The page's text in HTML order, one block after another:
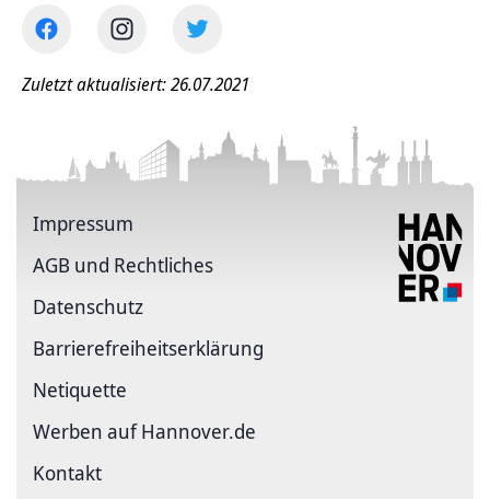
Zuletzt aktualisiert: 26.07.2021
Impressum
AGB und Rechtliches
Datenschutz
Barriere­freiheits­erklärung
Netiquette
Werben auf Hannover.de
Kontakt